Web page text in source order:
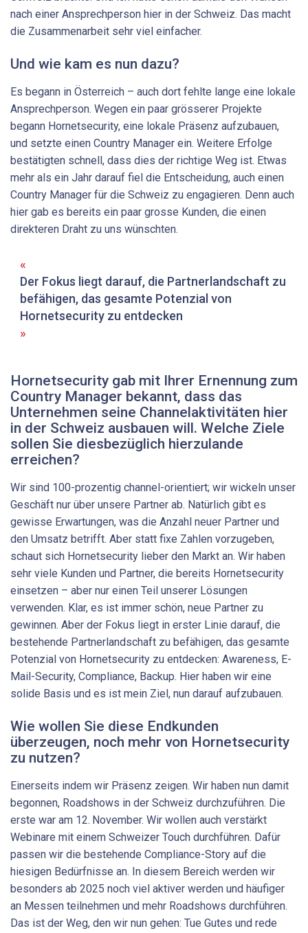
nach einer Ansprechperson hier in der Schweiz. Das macht
die Zusammenarbeit sehr viel einfacher.
Und wie kam es nun dazu?
Es begann in Österreich – auch dort fehlte lange eine lokale
Ansprechperson. Wegen ein paar grösserer Projekte
begann Hornetsecurity, eine lokale Präsenz aufzubauen,
und setzte einen Country Manager ein. Weitere Erfolge
bestätigten schnell, dass dies der richtige Weg ist. Etwas
mehr als ein Jahr darauf fiel die Entscheidung, auch einen
Country Manager für die Schweiz zu engagieren. Denn auch
hier gab es bereits ein paar grosse Kunden, die einen
direkteren Draht zu uns wünschten.
Der Fokus liegt darauf, die Partnerlandschaft zu
befähigen, das gesamte Potenzial von
Hornetsecurity zu ­entdecken
Hornetsecurity gab mit Ihrer Ernennung zum
Country Manager bekannt, dass das
Unternehmen seine Channelaktivitäten hier
in der Schweiz ausbauen will. Welche Ziele
sollen Sie diesbezüglich hierzulande
erreichen?
Wir sind 100-prozentig channel-orientiert; wir wickeln unser
Geschäft nur über unsere Partner ab. Natürlich gibt es
gewisse Erwartungen, was die Anzahl neuer Partner und
den Umsatz betrifft. Aber statt fixe Zahlen vorzugeben,
schaut sich Hornetsecurity lieber den Markt an. Wir haben
sehr viele Kunden und Partner, die bereits Hornetsecurity
einsetzen – aber nur einen Teil unserer Lösungen
verwenden. Klar, es ist immer schön, neue Partner zu
gewinnen. Aber der Fokus liegt in erster Linie darauf, die
bestehende Partnerlandschaft zu befähigen, das gesamte
Potenzial von Hornetsecurity zu entdecken: Awareness, E-
Mail-Security, Compliance, Backup. Hier haben wir eine
solide Basis und es ist mein Ziel, nun darauf aufzubauen.
Wie wollen Sie diese Endkunden
überzeugen, noch mehr von Hornetsecurity
zu nutzen?
Einerseits indem wir Präsenz zeigen. Wir haben nun damit
begonnen, Roadshows in der Schweiz durchzuführen. Die
erste war am 12. November. Wir wollen auch verstärkt
Webinare mit einem Schweizer Touch durchführen. Dafür
passen wir die bestehende Compliance-Story auf die
hiesigen Bedürfnisse an. In diesem Bereich werden wir
besonders ab 2025 noch viel aktiver werden und häufiger
an Messen teilnehmen und mehr Roadshows durchführen.
Das ist der Weg, den wir nun gehen: Tue Gutes und rede